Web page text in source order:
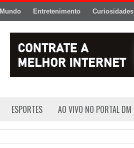
Mundo Entretenimento Curiosidades
ESPORTES AO VIVO NO PORTAL DM